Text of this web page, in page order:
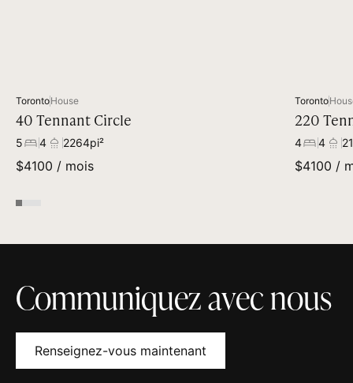
TorontoHouse
40 Tennant Circle
5 4 2264pi²
$4100 / mois
Toronto
220
4 4
$4100 /
Communiquez avec nous
Renseignez-vous maintenant